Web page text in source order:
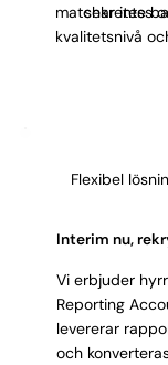
sekretess
matchar inte
kvalitetsnivå
Flexibel
Interim nu,
Vi erbjuder
Reporting
levererar
och